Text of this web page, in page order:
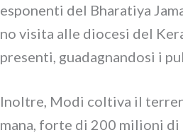
espo­nen­ti del Bharatiya
no visi­ta alle dio­ce­si del
pre­sen­ti, gua­da­gnan­do­si i
Inoltre, Modi col­ti­va il
ma­na, for­te di 200 milio­ni di